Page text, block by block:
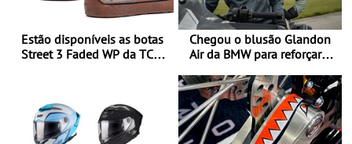
Estão disponíveis as botas
Street 3 Faded WP da TCX
Chegou o blusão Glandon
Air da BMW para reforçar
verão